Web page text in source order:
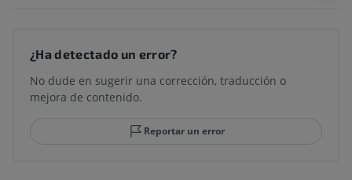
¿Ha detectado un error?
No dude en sugerir una corrección, traducción o
mejora de contenido.
Reportar un error